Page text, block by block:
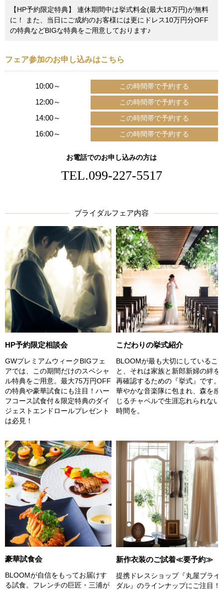
【HP予約限定特典】 連休期間中は挙式料金(最大18万円)が無料
に！ また、当日にご成約のお客様には更にドレス10万円分OFF
の特典などBIGな特典をご用意しております♪
フェア参加のお申し込みはこちら
10:00～
12:00～
14:00～
16:00～
お電話でのお申し込みの方は
TEL.099-227-5517
ブライダルフェア内容
HP予約限定相談会
GWプレミアムウィークBIGフェ
アでは、この期間だけのスペシャ
ル特典をご用意。最大75万円OFF
の特典や豪華試食にも注目！ハー
フコース試食付＆限定特典のダイ
ジェストエンドロールプレゼント
は必見！
こだわりの挙式紹介
BLOOMが最も大切にしているこ
と、それは家族と新郎新婦の絆を
再確認するための『挙式』です。
華やかな音楽隊に包まれ、森を感
じるチャペルで生涯忘れられない
時間を。
豪華試食会
BLOOMが自信をもってお届けす
る試食。フレンチの巨匠・三浦が
新作衣装のご試着≪要予約≫
提携ドレスショップ『丸屋ブライ
ダル』のラインナップにご注目！